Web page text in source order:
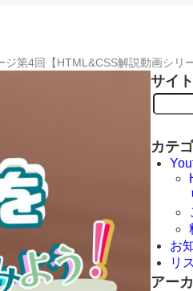
第4回【HTML&CSS解説動画シリ
サイ
検
カテ
お
リ
アー